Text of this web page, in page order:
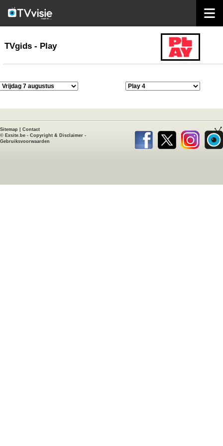
TVgids
TVgids - Play
Sitemap
Contact
© Exsite.be - Copyright & Disclaimer -
Gebruiksvoorwaarden